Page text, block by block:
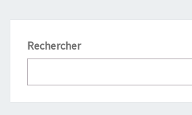
Rechercher